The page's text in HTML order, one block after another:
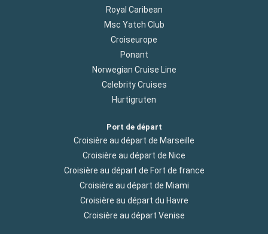
Royal Caribean
Msc Yatch Club
Croiseurope
Ponant
Norwegian Cruise Line
Celebrity Cruises
Hurtigruten
Port de départ
Croisière au départ de Marseille
Croisière au départ de Nice
Croisière au départ de Fort de france
Croisière au départ de Miami
Croisière au départ du Havre
Croisière au départ Venise